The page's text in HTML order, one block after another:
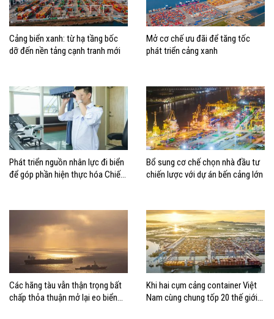
Cảng biển xanh: từ hạ tầng bốc
dỡ đến nền tảng cạnh tranh mới
Mở cơ chế ưu đãi để tăng tốc
phát triển cảng xanh
Phát triển nguồn nhân lực đi biển
để góp phần hiện thực hóa Chiến
Bổ sung cơ chế chọn nhà đầu tư
chiến lược với dự án bến cảng lớn
Các hãng tàu vẫn thận trọng bất
chấp thỏa thuận mở lại eo biển
Khi hai cụm cảng container Việt
Nam cùng chung tốp 20 thế giới